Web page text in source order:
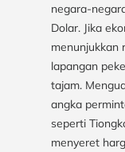
negara-
Dolar. Jika
menunjukkan
lapangan
tajam.
angka
seperti
menyeret